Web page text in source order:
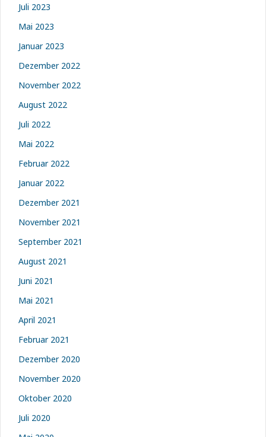
Juli 2023
Mai 2023
Januar 2023
Dezember 2022
November 2022
August 2022
Juli 2022
Mai 2022
Februar 2022
Januar 2022
Dezember 2021
November 2021
September 2021
August 2021
Juni 2021
Mai 2021
April 2021
Februar 2021
Dezember 2020
November 2020
Oktober 2020
Juli 2020